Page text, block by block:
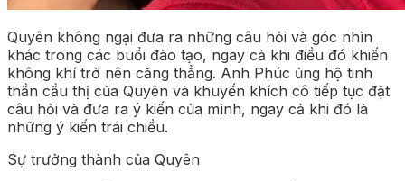
Quyên không ngại đưa ra những câu hỏi và góc nhìn
khác trong các buổi đào tạo, ngay cả khi điều đó khiến
không khí trở nên căng thẳng. Anh Phúc ủng hộ tinh
thần cầu thị của Quyên và khuyến khích cô tiếp tục đặt
câu hỏi và đưa ra ý kiến của mình, ngay cả khi đó là
những ý kiến trái chiều.
Sự trưởng thành của Quyên